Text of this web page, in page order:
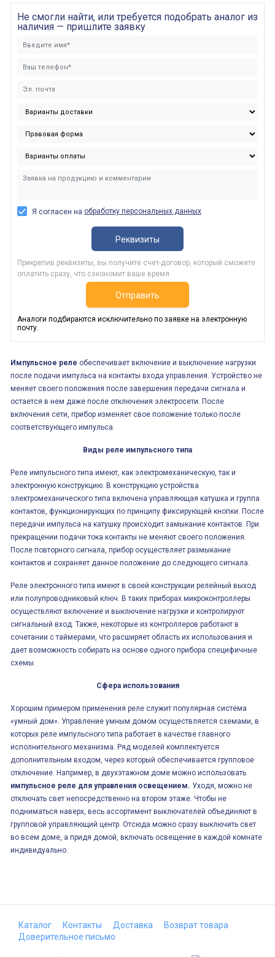
Не смогли найти, или требуется подобрать аналог из
наличия — пришлите заявку
Я согласен на обработку персональных данных
Реквизиты
Прикрепив реквизиты, вы получите счет-договор, который сможете
оплатить сразу, что сэкономит ваше время.
Отправить
Аналоги подбираются исключительно по заявке на электронную
почту.
Импульсное реле обеспечивает включение и выключение нагрузки
после подачи импульса на контакты входа управления. Устройство не
меняет своего положения после завершения передачи сигнала и
остается в нем даже после отключения электросети. После
включения сети, прибор изменяет свое положение только после
соответствующего импульса.
Виды реле импульсного типа
Реле импульсного типа имеют, как электромеханическую, так и
электронную конструкцию. В конструкцию устройства
электромеханического типа включена управляющая катушка и группа
контактов, функционирующих по принципу фиксирующей кнопки. После
передачи импульса на катушку происходит замыкание контактов. При
прекращении подачи тока контакты не меняют своего положения.
После повторного сигнала, прибор осуществляет размыкание
контактов и сохраняет данное положение до следующего сигнала.
Реле электронного типа имеют в своей конструкции релейный выход
или полупроводниковый ключ. В таких приборах микроконтроллеры
осуществляют включение и выключение нагрузки и контролируют
сигнальный вход. Также, некоторые из контроллеров работают в
сочетании с таймерами, что расширяет область их использования и
дает возможность собирать на основе одного прибора специфичные
схемы.
Сфера использования
Хорошим примером применения реле служит популярная система
«умный дом». Управление умным домом осуществляется схемами, в
которых реле импульсного типа работает в качестве главного
исполнительного механизма. Ряд моделей комплектуется
дополнительным входом, через который обеспечивается групповое
отключение. Например, в двухэтажном доме можно использовать
импульсное реле для управления освещением. Уходя, можно не
отключать свет непосредственно на втором этаже. Чтобы не
подниматься наверх, весь ассортимент выключателей объединяют в
групповой управляющий центр. Отсюда можно сразу выключить свет
во всем доме, а придя домой, включать освещение в каждой комнате
индивидуально.
Каталог Контакты Доставка
Возврат товара
Доверительное письмо